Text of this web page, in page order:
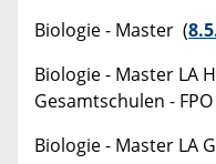
Biologie - Master (
Biologie - Master LA
Gesamtschulen -
Biologie - Master LA